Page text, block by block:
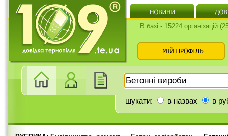
В базі - 15224 організацій
шукати: в назвах в